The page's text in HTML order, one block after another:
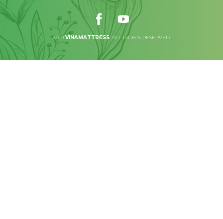
2019 VINAMATTRESS. ALL RIGHTS RESERVED.